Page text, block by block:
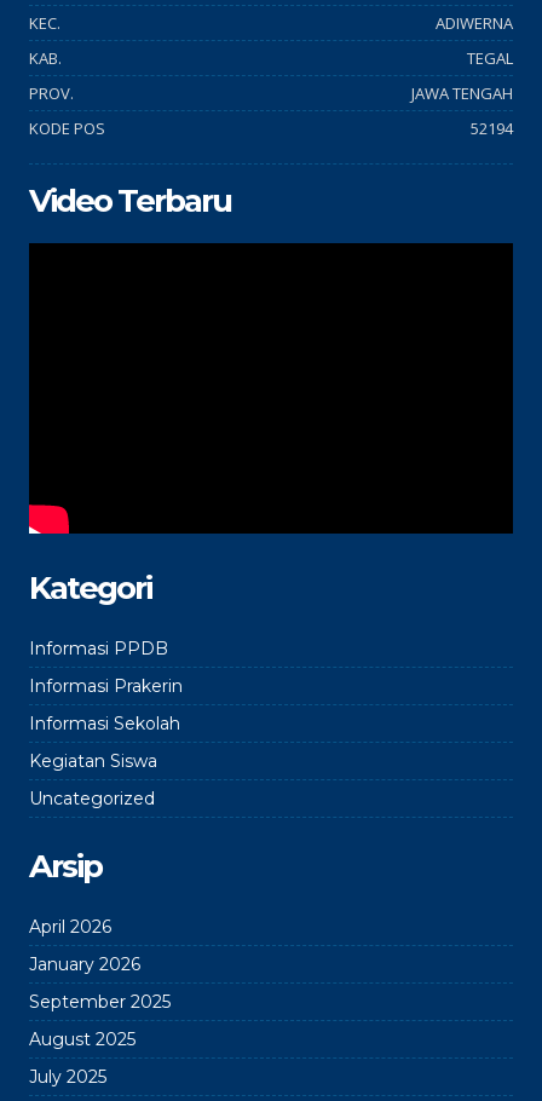
KEC.
ADIWERNA
KAB.
TEGAL
PROV.
JAWA TENGAH
KODE POS
52194
Video Terbaru
Kategori
Informasi PPDB
Informasi Prakerin
Informasi Sekolah
Kegiatan Siswa
Uncategorized
Arsip
April 2026
January 2026
September 2025
August 2025
July 2025